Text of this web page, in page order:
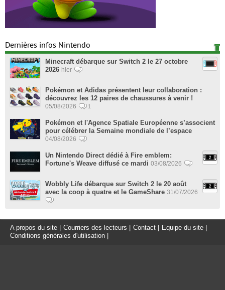
Dernières infos Nintendo
Minecraft débarque sur Switch 2 le 27 octobre
2026 hier
Pokémon et Adidas présentent leur collaboration :
découvrez les 12 paires de chaussures à venir !
05/08/2026 1
Pokémon et l'Agence Spatiale Européenne s’associent
pour célébrer la Semaine mondiale de l’espace
04/08/2026
Un Nintendo Direct dédié à Fire emblem:
Fortune's Weave diffusé ce mardi 03/08/2026
Wobbly Life débarque sur Switch 2 le 20 août
avec la coop à quatre et le GameShare 31/07/2026
A propos du site Courriers des lecteurs Contact Equipe du site
Conditions générales d'utilisation